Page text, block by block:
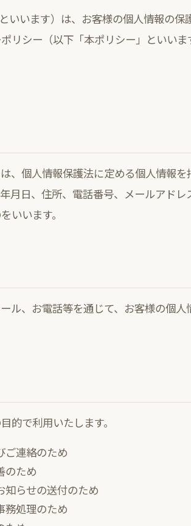
いいます）は、お客様の個人情報の保
リシー（以下「本ポリシー」といい
、個人情報保護法に定める個人情報
月日、住所、電話番号、メールアドレ
いいます。
ル、お電話等を通じて、お客様の個
的で利用いたします。
ご連絡のため
のため
知らせの送付のため
務処理のため